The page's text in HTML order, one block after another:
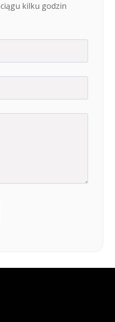
kilku godzin